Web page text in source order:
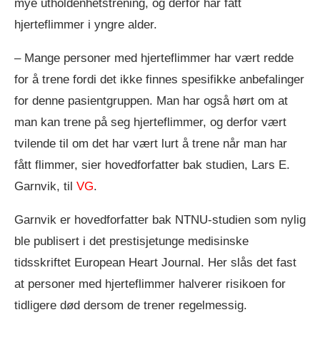
mye utholdenhetstrening, og derfor har fått
hjerteflimmer i yngre alder.
– Mange personer med hjerteflimmer har vært redde
for å trene fordi det ikke finnes spesifikke anbefalinger
for denne pasientgruppen. Man har også hørt om at
man kan trene på seg hjerteflimmer, og derfor vært
tvilende til om det har vært lurt å trene når man har
fått flimmer, sier hovedforfatter bak studien, Lars E.
Garnvik, til VG.
Garnvik er hovedforfatter bak NTNU-studien som nylig
ble publisert i det prestisjetunge medisinske
tidsskriftet European Heart Journal. Her slås det fast
at personer med hjerteflimmer halverer risikoen for
tidligere død dersom de trener regelmessig.